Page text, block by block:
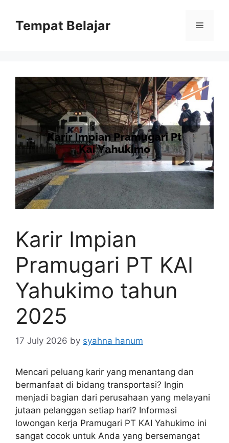
contentTempat Belajar Menu
Karir Impian
Pramugari PT KAI
Yahukimo tahun
2025
17 July 2026 by syahna hanum
Mencari peluang karir yang menantang dan
bermanfaat di bidang transportasi? Ingin
menjadi bagian dari perusahaan yang melayani
jutaan pelanggan setiap hari? Informasi
lowongan kerja Pramugari PT KAI Yahukimo ini
sangat cocok untuk Anda yang bersemangat